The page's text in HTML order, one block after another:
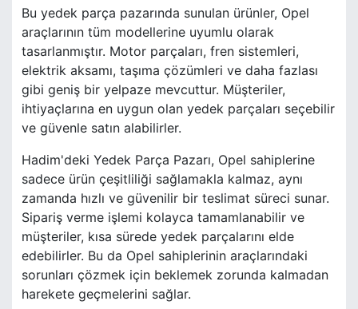
Bu yedek parça pazarında sunulan ürünler, Opel
araçlarının tüm modellerine uyumlu olarak
tasarlanmıştır. Motor parçaları, fren sistemleri,
elektrik aksamı, taşıma çözümleri ve daha fazlası
gibi geniş bir yelpaze mevcuttur. Müşteriler,
ihtiyaçlarına en uygun olan yedek parçaları seçebilir
ve güvenle satın alabilirler.
Hadim'deki Yedek Parça Pazarı, Opel sahiplerine
sadece ürün çeşitliliği sağlamakla kalmaz, aynı
zamanda hızlı ve güvenilir bir teslimat süreci sunar.
Sipariş verme işlemi kolayca tamamlanabilir ve
müşteriler, kısa sürede yedek parçalarını elde
edebilirler. Bu da Opel sahiplerinin araçlarındaki
sorunları çözmek için beklemek zorunda kalmadan
harekete geçmelerini sağlar.